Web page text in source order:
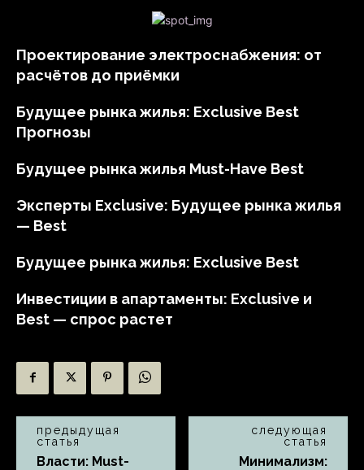
Проектирование электроснабжения: от
расчётов до приёмки
Будущее рынка жилья: Exclusive Best
Прогнозы
Будущее рынка жилья Must-Have Best
Эксперты Exclusive: Будущее рынка жилья
— Best
Будущее рынка жилья: Exclusive Best
Инвестиции в апартаменты: Exclusive и
Best — спрос растет
предыдущая
статья
Власти: Must-
следующая
статья
Минимализм: